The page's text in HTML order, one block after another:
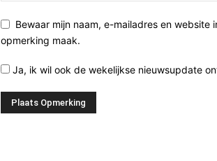
Bewaar mijn naam, e-mailadres en
opmerking maak.
Ja, ik wil ook de wekelijkse nieuwsupdate